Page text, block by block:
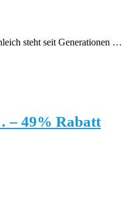
steht seit Generationen …
– 49% Rabatt